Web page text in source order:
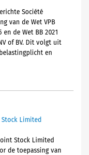
Société
van de Wet VPB
en de Wet BB 2021
of BV. Dit volgt uit
en
Stock Limited
Stock Limited
de toepassing van